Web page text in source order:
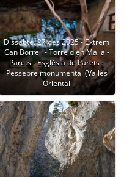
Dissabte, 27 des 2025 - Extrem
Can Borrell - Torre d'en Malla -
Parets - Església de Parets -
Pessebre monumental (Vallès
Oriental